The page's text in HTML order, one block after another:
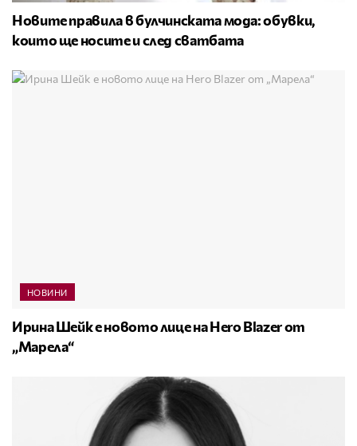
Новите правила в булчинската мода: обувки,
които ще носите и след сватбата
НОВИНИ
Ирина Шейк е новото лице на Hero Blazer от
„Марела“